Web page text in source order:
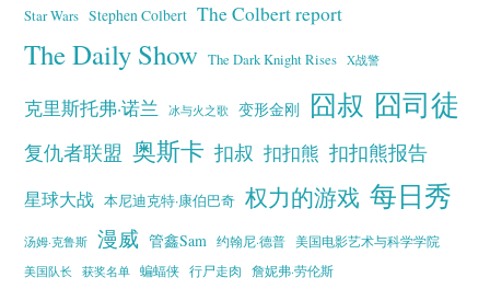
Star Wars Stephen Colbert The Colbert report
The Daily Show The Dark Knight Rises X战警
克里斯托弗·诺兰 冰与火之歌 变形金刚 囧叔 囧司徒
复仇者联盟 奥斯卡 扣叔 扣扣熊 扣扣熊报告
星球大战 本尼迪克特·康伯巴奇 权力的游戏 每日秀
汤姆·克鲁斯 漫威 管鑫Sam 约翰尼·德普
美国电影艺术与科学学院
美国队长
获奖名单 蝙蝠侠 行尸走肉 詹妮弗·劳伦斯